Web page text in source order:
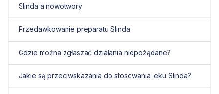
Slinda a nowotwory
Przedawkowanie preparatu Slinda
Gdzie można zgłaszać działania niepożądane?
Jakie są przeciwskazania do stosowania leku Slinda?